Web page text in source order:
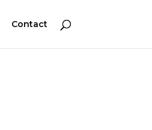
Contact